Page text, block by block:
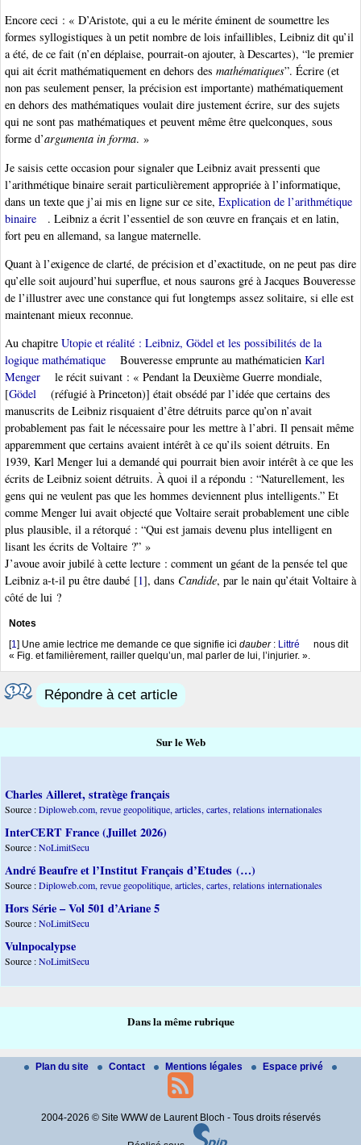
Encore ceci : « D’Aristote, qui a eu le mérite éminent de soumettre les
formes syllogistiques à un petit nombre de lois infaillibles, Leibniz dit qu’il
a été, de ce fait (n’en déplaise, pourrait-on ajouter, à Descartes), “le premier
qui ait écrit mathématiquement en dehors des mathématiques”. Écrire (et
non pas seulement penser, la précision est importante) mathématiquement
en dehors des mathématiques voulait dire justement écrire, sur des sujets
qui ne sont pas mathématiques et peuvent même être quelconques, sous
forme d’argumenta in forma. »
Je saisis cette occasion pour signaler que Leibniz avait pressenti que
l’arithmétique binaire serait particulièrement appropriée à l’informatique,
dans un texte que j’ai mis en ligne sur ce site, Explication de l’arithmétique
binaire
. Leibniz a écrit l’essentiel de son œuvre en français et en latin,
fort peu en allemand, sa langue maternelle.
Quant à l’exigence de clarté, de précision et d’exactitude, on ne peut pas dire
qu’elle soit aujourd’hui superflue, et nous saurons gré à Jacques Bouveresse
de l’illustrer avec une constance qui fut longtemps assez solitaire, si elle est
maintenant mieux reconnue.
Au chapitre Utopie et réalité : Leibniz, Gödel et les possibilités de la
logique mathématique
Bouveresse emprunte au mathématicien Karl
Menger
le récit suivant : « Pendant la Deuxième Guerre mondiale,
[Gödel
(réfugié à Princeton)] était obsédé par l’idée que certains des
manuscrits de Leibniz risquaient d’être détruits parce qu’on n’avait
probablement pas fait le nécessaire pour les mettre à l’abri. Il pensait même
apparemment que certains avaient intérêt à ce qu’ils soient détruits. En
1939, Karl Menger lui a demandé qui pourrait bien avoir intérêt à ce que les
écrits de Leibniz soient détruits. À quoi il a répondu : “Naturellement, les
gens qui ne veulent pas que les hommes deviennent plus intelligents.” Et
comme Menger lui avait objecté que Voltaire serait probablement une cible
plus plausible, il a rétorqué : “Qui est jamais devenu plus intelligent en
lisant les écrits de Voltaire ?” »
J’avoue avoir jubilé à cette lecture : comment un géant de la pensée tel que
Leibniz a-t-il pu être daubé [1], dans Candide, par le nain qu’était Voltaire à
côté de lui ?
Notes
[1 ] Une amie lectrice me demande ce que signifie ici dauber: Littré
nous dit
« Fig. et familièrement, railler quelqu’un, mal parler de lui, l’injurier. ».
Répondre à cet article
Sur le Web
Charles Ailleret, stratège français
Source :Diploweb.com, revue geopolitique, articles, cartes, relations internationales
InterCERT France (Juillet 2026)
Source :NoLimitSecu
André Beaufre et l’Institut Français d’Etudes (…)
Source :Diploweb.com, revue geopolitique, articles, cartes, relations internationales
Hors Série – Vol 501 d’Ariane 5
Source :NoLimitSecu
Vulnpocalypse
Source :NoLimitSecu
Dans la même rubrique
Plan du site Contact Mentions légales Espace privé
2004-2026 © Site WWW de Laurent Bloch - Tous droits réservés